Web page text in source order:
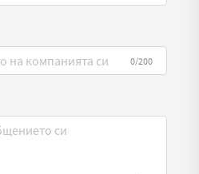
0/200